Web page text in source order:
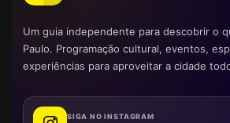
Um guia independente para descobrir o
Paulo. Programação cultural, eventos,
experiências para aproveitar a cidade
SIGA NO INSTAGRAM